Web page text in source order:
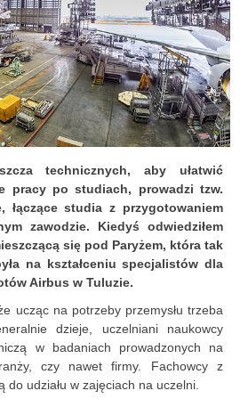
technicznych, aby ułatwić
pracy po studiach, prowadzi tzw.
łączące studia z przygotowaniem
zawodzie. Kiedyś odwiedziłem
się pod Paryżem, która tak
na kształceniu specjalistów dla
Airbus w Tuluzie.
ucząc na potrzeby przemysłu trzeba
dzieje, uczelniani naukowcy
w badaniach prowadzonych na
czy nawet firmy. Fachowcy z
do udziału w zajęciach na uczelni.